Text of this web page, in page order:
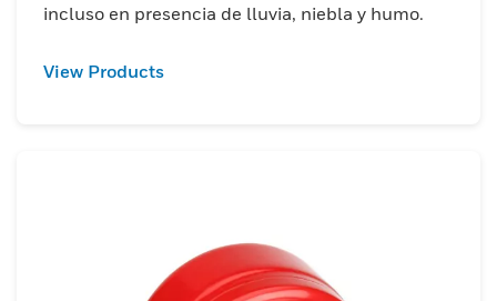
incluso en presencia de lluvia, niebla y humo.
View Products